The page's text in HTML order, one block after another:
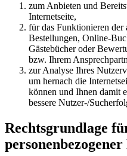
zum Anbieten und
Internetseite,
für das Funktionieren der
Bestellungen, Online-
Gästebücher oder
bzw. Ihrem
zur Analyse Ihres
um hernach die
können und Ihnen damit
bessere Nutzer-/
Rechtsgrundlage
personenbezogener